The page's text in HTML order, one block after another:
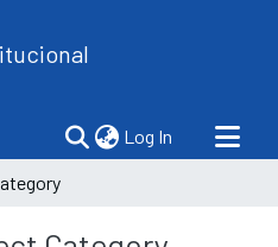
Log In (current)